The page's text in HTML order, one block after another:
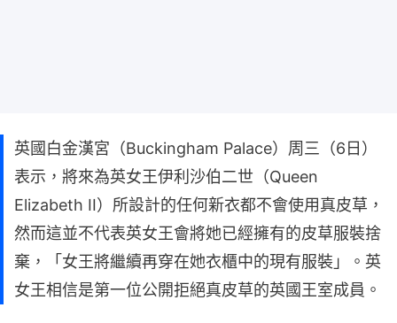
英國白金漢宮（Buckingham Palace）周三（6日）
表示，將來為英女王伊利沙伯二世（Queen
Elizabeth II）所設計的任何新衣都不會使用真皮草，
然而這並不代表英女王會將她已經擁有的皮草服裝捨
棄，「女王將繼續再穿在她衣櫃中的現有服裝」。英
女王相信是第一位公開拒絕真皮草的英國王室成員。